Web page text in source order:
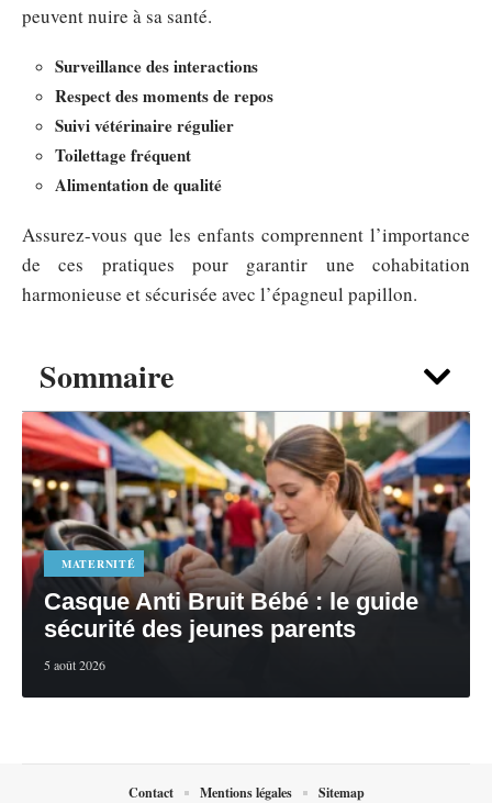
Sommaire
MATERNITÉ
Casque Anti Bruit Bébé : le guide
sécurité des jeunes parents
5 août 2026
peuvent nuire à sa santé.
Surveillance des interactions
Respect des moments de repos
Suivi vétérinaire régulier
Toilettage fréquent
Alimentation de qualité
Assurez-vous que les enfants comprennent l’importance
de ces pratiques pour garantir une cohabitation
harmonieuse et sécurisée avec l’épagneul papillon.
Contact Mentions légales Sitemap